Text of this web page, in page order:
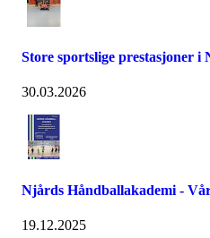
Store sportslige prestasjoner
30.03.2026
Njårds Håndballakademi -
19.12.2025